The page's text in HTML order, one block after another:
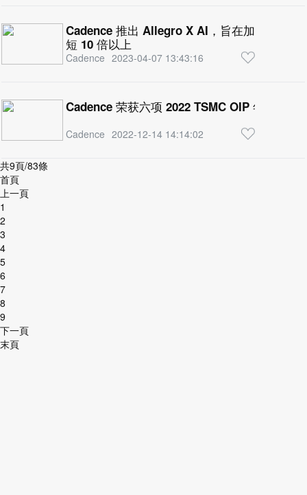
Cadence 推出 Allegro X AI，旨在加速 PCB
短 10 倍以上
Cadence 2023-04-07 13:43:16
Cadence 荣获六项 2022 TSMC OIP 年度合作
Cadence 2022-12-14 14:14:02
共9頁/83條
首頁
上一頁
1
2
3
4
5
6
7
8
9
下一頁
末頁